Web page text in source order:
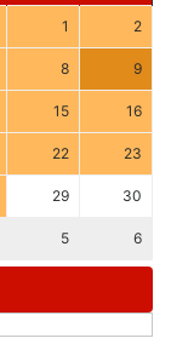
1 2
8 9
15 16
22 23
29 30
5 6